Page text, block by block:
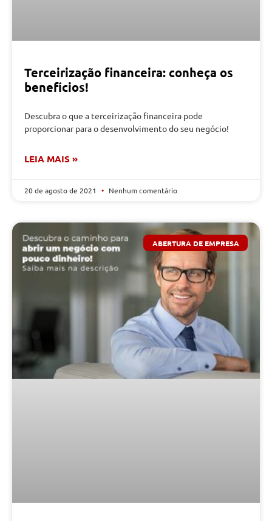
Terceirização financeira: conheça os
benefícios!
Descubra o que a terceirização financeira pode
proporcionar para o desenvolvimento do seu negócio!
LEIA MAIS »
20 de agosto de 2021 Nenhum comentário
ABERTURA DE EMPRESA